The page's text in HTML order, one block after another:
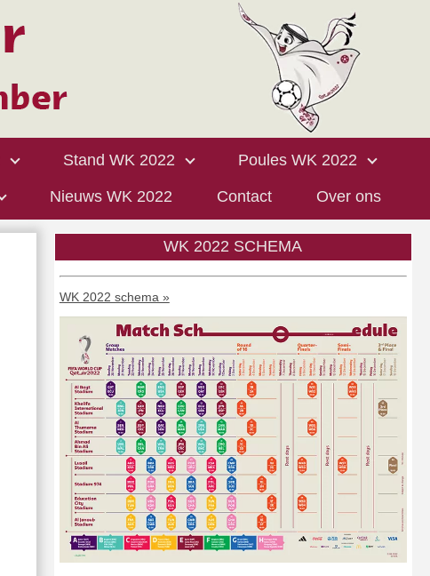
Stand WK 2022 Poules WK 2022
Nieuws WK 2022 Contact Over ons
WK 2022 SCHEMA
WK 2022 schema »